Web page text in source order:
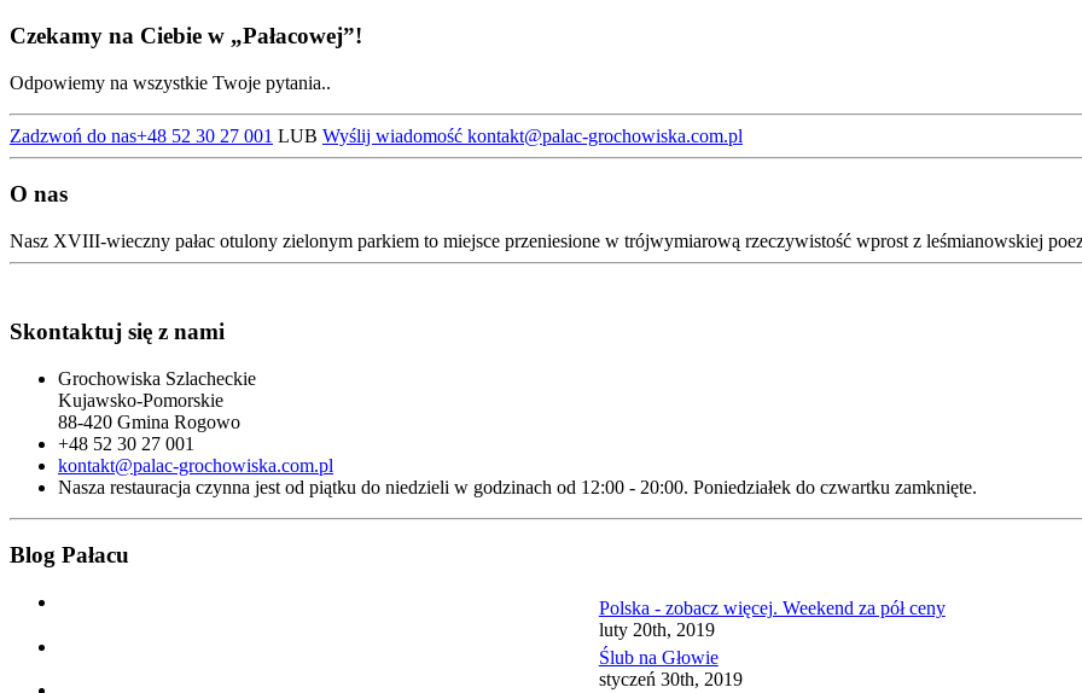
Czekamy na Ciebie w „Pałacowej”!
Odpowiemy na wszystkie Twoje pytania..
Zadzwoń do nas+48 52 30 27 001 LUB Wyślij wiadomość kontakt@palac-grochowiska.com.pl
O nas
Nasz XVIII-wieczny pałac otulony zielonym parkiem to miejsce przeniesione w trójwymiarową rzeczywistość wprost z leśmianowskiej
Skontaktuj się z nami
Grochowiska Szlacheckie
Kujawsko-Pomorskie
88-420 Gmina Rogowo
+48 52 30 27 001
kontakt@palac-grochowiska.com.pl
Nasza restauracja czynna jest od piątku do niedzieli w godzinach od 12:00 - 20:00. Poniedziałek do czwartku zamknięte.
Blog Pałacu
Polska - zobacz więcej. Weekend za pół ceny
luty 20th, 2019
Ślub na Głowie
styczeń 30th, 2019